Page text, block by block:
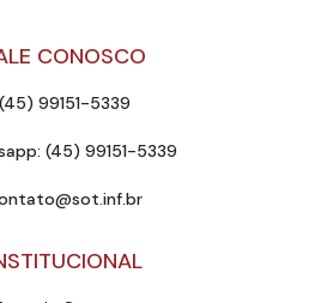
CONOSCO
(45) 99151-5339
(45) 99151-5339